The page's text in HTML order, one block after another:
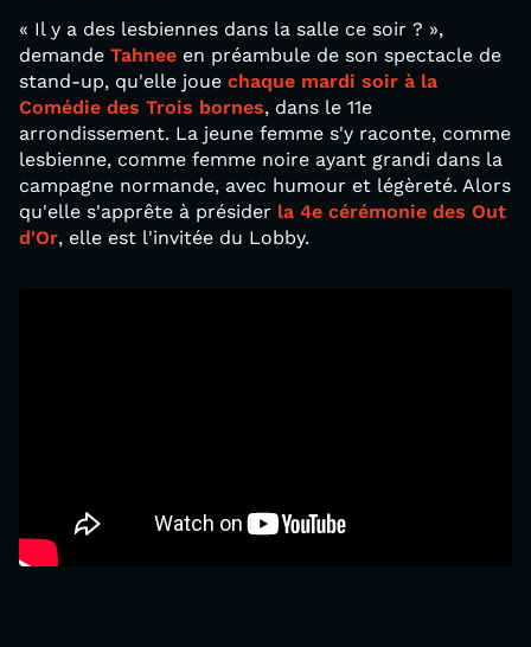
« Il y a des lesbiennes dans la salle ce soir ? »,
demande Tahnee en préambule de son spectacle de
stand-up, qu'elle joue chaque mardi soir à la
Comédie des Trois bornes, dans le 11e
arrondissement. La jeune femme s'y raconte, comme
lesbienne, comme femme noire ayant grandi dans la
campagne normande, avec humour et légèreté. Alors
qu'elle s'apprête à présider la 4e cérémonie des Out
d'Or, elle est l'invitée du Lobby.